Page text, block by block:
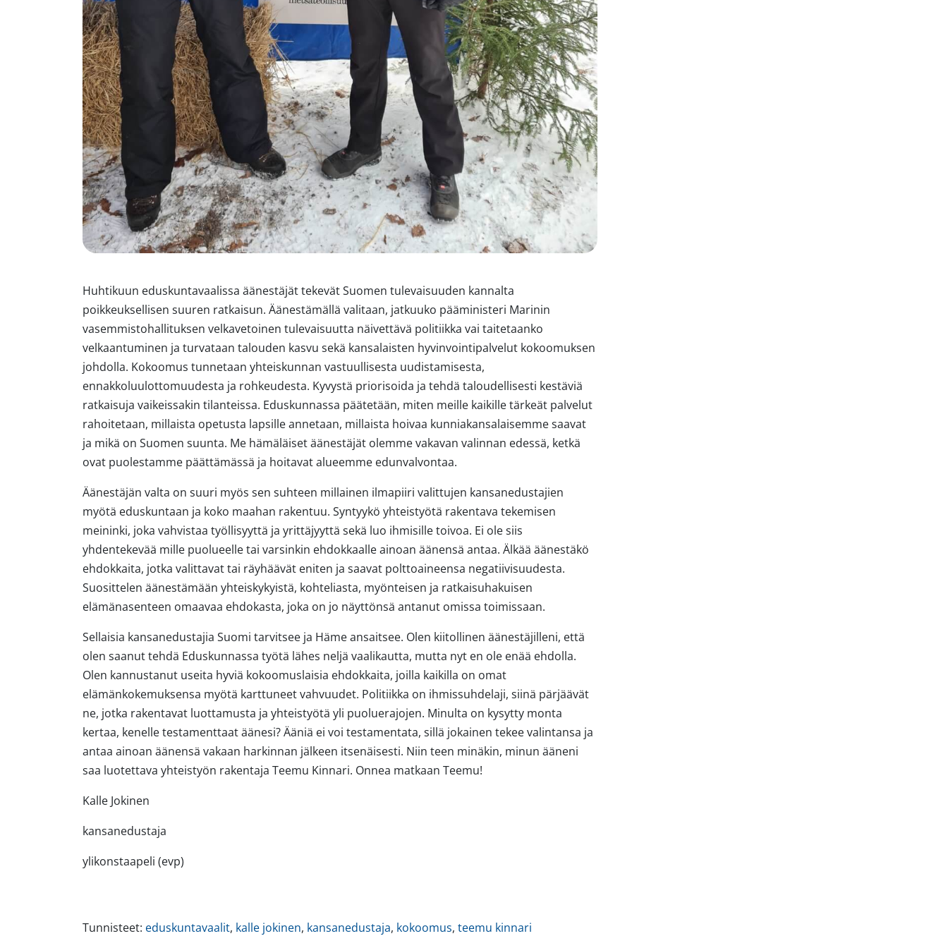
Huhtikuun eduskuntavaalissa äänestäjät tekevät Suomen tulevaisuuden kannalta
poikkeuksellisen suuren ratkaisun. Äänestämällä valitaan, jatkuuko pääministeri Marinin
vasemmistohallituksen velkavetoinen tulevaisuutta näivettävä politiikka vai taitetaanko
velkaantuminen ja turvataan talouden kasvu sekä kansalaisten hyvinvointipalvelut kokoomuksen
johdolla. Kokoomus tunnetaan yhteiskunnan vastuullisesta uudistamisesta,
ennakkoluulottomuudesta ja rohkeudesta. Kyvystä priorisoida ja tehdä taloudellisesti kestäviä
ratkaisuja vaikeissakin tilanteissa. Eduskunnassa päätetään, miten meille kaikille tärkeät palvelut
rahoitetaan, millaista opetusta lapsille annetaan, millaista hoivaa kunniakansalaisemme saavat
ja mikä on Suomen suunta. Me hämäläiset äänestäjät olemme vakavan valinnan edessä, ketkä
ovat puolestamme päättämässä ja hoitavat alueemme edunvalvontaa.
Äänestäjän valta on suuri myös sen suhteen millainen ilmapiiri valittujen kansanedustajien
myötä eduskuntaan ja koko maahan rakentuu. Syntyykö yhteistyötä rakentava tekemisen
meininki, joka vahvistaa työllisyyttä ja yrittäjyyttä sekä luo ihmisille toivoa. Ei ole siis
yhdentekevää mille puolueelle tai varsinkin ehdokkaalle ainoan äänensä antaa. Älkää äänestäkö
ehdokkaita, jotka valittavat tai räyhäävät eniten ja saavat polttoaineensa negatiivisuudesta.
Suosittelen äänestämään yhteiskykyistä, kohteliasta, myönteisen ja ratkaisuhakuisen
elämänasenteen omaavaa ehdokasta, joka on jo näyttönsä antanut omissa toimissaan.
Sellaisia kansanedustajia Suomi tarvitsee ja Häme ansaitsee. Olen kiitollinen äänestäjilleni, että
olen saanut tehdä Eduskunnassa työtä lähes neljä vaalikautta, mutta nyt en ole enää ehdolla.
Olen kannustanut useita hyviä kokoomuslaisia ehdokkaita, joilla kaikilla on omat
elämänkokemuksensa myötä karttuneet vahvuudet. Politiikka on ihmissuhdelaji, siinä pärjäävät
ne, jotka rakentavat luottamusta ja yhteistyötä yli puoluerajojen. Minulta on kysytty monta
kertaa, kenelle testamenttaat äänesi? Ääniä ei voi testamentata, sillä jokainen tekee valintansa ja
antaa ainoan äänensä vakaan harkinnan jälkeen itsenäisesti. Niin teen minäkin, minun ääneni
saa luotettava yhteistyön rakentaja Teemu Kinnari. Onnea matkaan Teemu!
Kalle Jokinen
kansanedustaja
ylikonstaapeli (evp)
Tunnisteet: eduskuntavaalit, kalle jokinen, kansanedustaja, kokoomus, teemu kinnari